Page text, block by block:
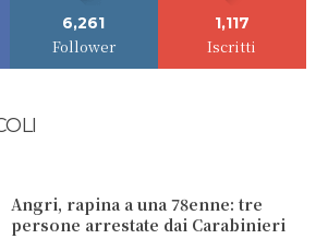
6,261
Follower
1,117
Iscritti
Angri, rapina a una 78enne: tre
persone arrestate dai Carabinieri